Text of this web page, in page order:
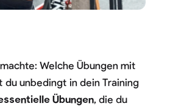
Welche Übungen mit
du unbedingt in dein Training
Übungen, die du